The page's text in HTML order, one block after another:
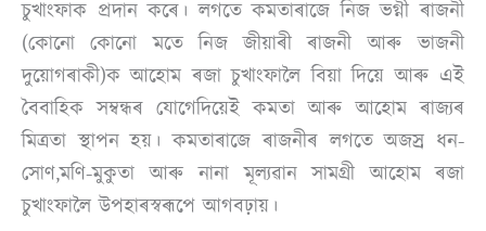
চুখাংফাক প্ৰদান কৰে। লগতে কমতাৰাজে নিজ ভগ্নী ৰাজনী
(কোনো কোনো মতে নিজ জীয়াৰী ৰাজনী আৰু ভাজনী
দুয়োগৰাকী)ক আহোম ৰজা চুখাংফালৈ বিয়া দিয়ে আৰু এই
বৈবাহিক সম্বন্ধৰ যোগেদিয়েই কমতা আৰু আহোম ৰাজ্যৰ
মিত্ৰতা স্থাপন হয়। কমতাৰাজে ৰাজনীৰ লগতে অজস্ৰ ধন-
সোণ,মণি-মুকুতা আৰু নানা মূল্যৱান সামগ্ৰী আহোম ৰজা
চুখাংফালৈ উপহাৰস্বৰূপে আগবঢ়ায়।